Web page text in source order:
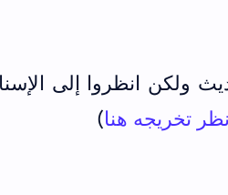
ولكن انظروا إلى
تخريجه هنا)